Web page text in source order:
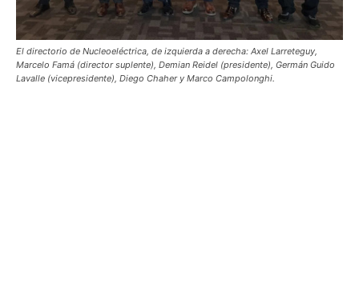
El directorio de Nucleoeléctrica, de izquierda a derecha: Axel Larreteguy,
Marcelo Famá (director suplente), Demian Reidel (presidente), Germán Guido
Lavalle (vicepresidente), Diego Chaher y Marco Campolonghi.